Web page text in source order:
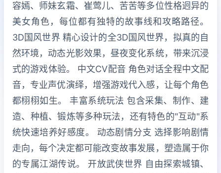
容嫣、师妹玄霜、崔莺儿、苦苦等多位性格迥异的
美女角色，每位都有独特的故事线和攻略路径。
3D国风世界 精心设计的全3D国风世界，拟真的自
然环境，动态光影效果，昼夜变化系统，带来沉浸
式的游戏体验。 中文CV配音 角色对话全程中文配
音，专业声优演绎，增强游戏代入感，让每个角色
都栩栩如生。 丰富系统玩法 包含采集、制作、建
造、种植、锻炼等多种玩法，还有特色的"互动"系
统快速培养好感度。 动态剧情分支 选择影响剧情
走向，每个决定都可能改变故事发展，塑造属于你
的专属江湖传说。 开放武侠世界 自由探索城镇、